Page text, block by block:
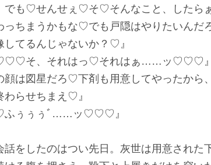
も♡せんせぇ♡そ♡そんなこと、したら
っちまうかもな♡でも戸隠はやりたいんだ
てるんじゃないか？♡』
そ、それはっ♡それはぁ……ッ♡♡♡』
顔は図星だろ♡下剤も用意してやったから
らせちまえ♡』
ふぅぅぅﾞ……ッ♡♡♡』
をしたのはつい先日。灰世は用意された